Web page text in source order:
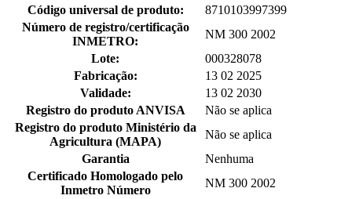
Código universal de produto:
8710103997399
Número de registro/certificação
INMETRO:
NM 300 2002
Lote:
000328078
Fabricação:
13 02 2025
Validade:
13 02 2030
Registro do produto ANVISA
Não se aplica
Registro do produto Ministério da
Agricultura (MAPA)
Não se aplica
Garantia
Nenhuma
Certificado Homologado pelo
Inmetro Número
NM 300 2002